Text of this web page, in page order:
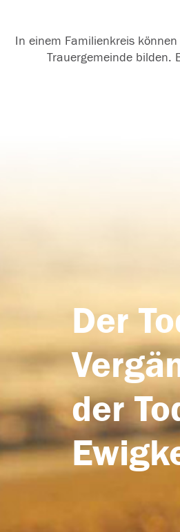
In einem Familienkreis
Trauergemeinde bilden.
Der
der